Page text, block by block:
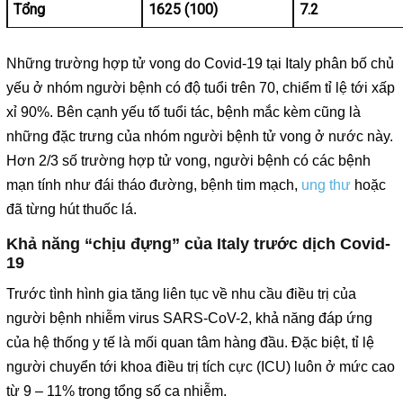
Tổng 1625 (100) 7.2
Những trường hợp tử vong do Covid-19 tại Italy phân bố chủ
yếu ở nhóm người bệnh có độ tuổi trên 70, chiểm tỉ lệ tới xấp
xỉ 90%. Bên cạnh yếu tố tuổi tác, bệnh mắc kèm cũng là
những đặc trưng của nhóm người bệnh tử vong ở nước này.
Hơn 2/3 số trường hợp tử vong, người bệnh có các bệnh
mạn tính như đái tháo đường, bệnh tim mạch, ung thư hoặc
đã từng hút thuốc lá.
Khả năng “chịu đựng” của Italy trước dịch Covid-
19
Trước tình hình gia tăng liên tục về nhu cầu điều trị của
người bệnh nhiễm virus SARS-CoV-2, khả năng đáp ứng
của hệ thống y tế là mối quan tâm hàng đầu. Đặc biệt, tỉ lệ
người chuyển tới khoa điều trị tích cực (ICU) luôn ở mức cao
từ 9 – 11% trong tổng số ca nhiễm.